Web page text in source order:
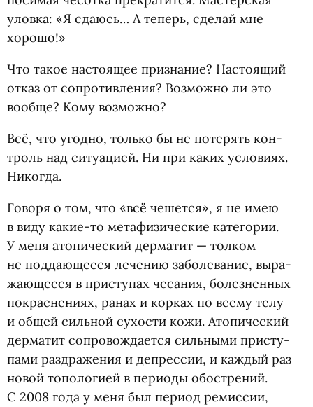
уловка: «Я сда­юсь… А теперь, сде­лай мне
хорошо!»
Что такое насто­я­щее при­зна­ние? Насто­я­щий
отказ от сопро­тив­ле­ния? Воз­можно ли это
вообще? Кому возможно?
Всё, что угодно, только бы не поте­рять кон­
троль над ситу­а­цией. Ни при каких усло­виях.
Никогда.
Говоря о том, что «всё чешется», я не имею
в виду какие-то мета­фи­зи­че­ские кате­го­рии.
У меня ато­пи­че­ский дер­ма­тит — тол­ком
не под­да­ю­ще­еся лече­нию забо­ле­ва­ние, выра­
жа­ю­ще­еся в при­сту­пах чеса­ния, болез­нен­ных
покрас­не­ниях, ранах и корках по всему телу
и общей силь­ной сухо­сти кожи. Ато­пи­че­ский
дер­ма­тит сопро­вож­да­ется силь­ными при­сту­
пами раздраже­ния и депрес­сии, и каж­дый раз
новой топо­ло­гией в пери­оды обостре­ний.
С 2008 года у меня был период ремиссии,